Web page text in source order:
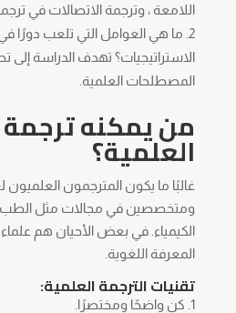
اللامعة ، وترجمة الاتصالات في
ما هي العوامل التي تلعب دورًا
الاستراتيجيات؟ تهدف الدراسة إلى
المصطلحات العلمية.
من يمكنه
العلمية؟
غالبًا ما يكون المترجمون العلميون
ومتخصصين في مجالات مثل الطب أو
الكيمياء. في بعض الأحيان هم
المعرفة اللغوية.
تقنيات الترجمة العلمية:
كن واضحًا ومختصرًا.